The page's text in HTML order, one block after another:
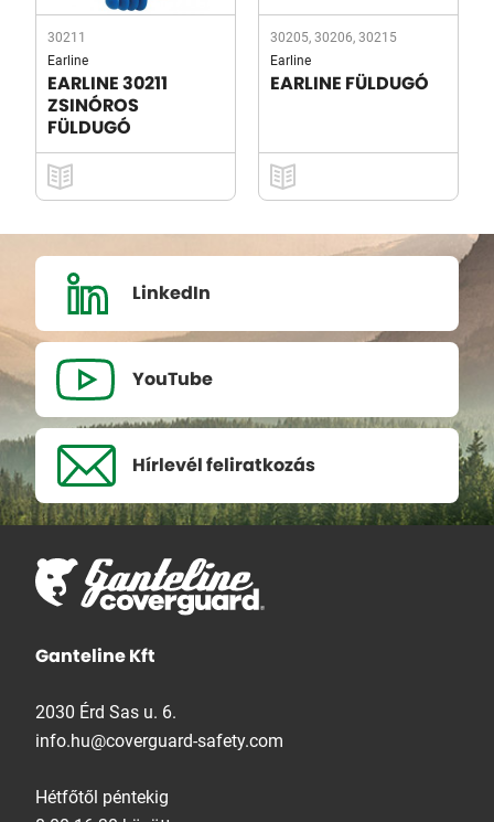
30211
Earline
EARLINE 30211
ZSINÓROS
FÜLDUGÓ
30205, 30206, 30215
Earline
EARLINE FÜLDUGÓ
LinkedIn
YouTube
Hírlevél feliratkozás
Ganteline Kft
2030 Érd Sas u. 6.
info.hu@coverguard-safety.com
Hétfőtől péntekig